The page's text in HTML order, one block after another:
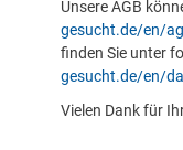
Unsere AGB
gesucht.de/en/
finden Sie unter
gesucht.de/en/
Vielen Dank für